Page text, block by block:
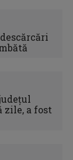
zile, a fost